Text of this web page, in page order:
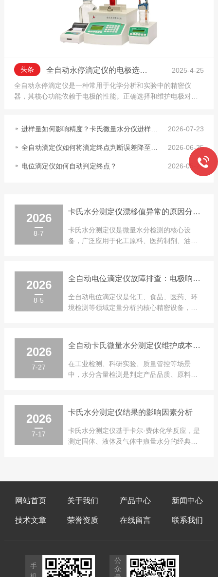
头条 全自动永停滴定仪的电极选择与维护指南
2025-4-25
全自动永停滴定仪是一种常用于化学分析和实验中的精密仪
器，其核心功能依赖于电极的性能。正确选择和维护电极对于
进样量如何影响精度？卡氏微量水分仪进样技巧汇总
2026-07-23
2026-06-25
电位滴定仪如何自动判定终点？ 2026-05-25
2026
8-7
卡氏水分测定仪漂移值异常的原因分析：试剂失效、密封性检查与参比电极维护
卡氏水分测定仪是微量水分检测的核心设
备，广泛应用于化工原料、医药制剂、油
2026
8-5
全自动电位滴定仪故障排查：电极响应迟钝、滴定曲线异常与管路气泡排除
全自动电位滴定仪是化工、食品、医药、环
境检测等领域定量分析的核心精密设备，依
2026
7-27
全自动卡氏微量水分测定仪维护成本分析：长期使用更划算？
在工业检测、科研实验、质量管控等场景
中，水分含量检测是判定产品品质、原料纯
2026
7-17
卡氏水分测定仪结果的影响因素分析
卡氏水分测定仪基于卡尔·费休化学反应，是
测定固体、液体及气体中痕量水分的经典方
网站首页 关于我们 产品中心 新闻中心
技术文章 荣誉资质 在线留言 联系我们
手
公
众